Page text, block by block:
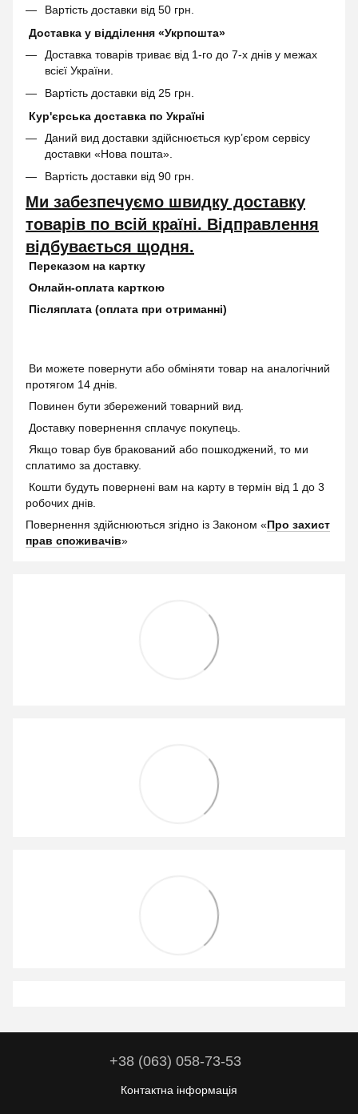
Вартість доставки від 50 грн.
Доставка у відділення «Укрпошта»
Доставка товарів триває від 1-го до 7-х днів у межах
всієї України.
Вартість доставки від 25 грн.
Кур'єрська доставка по Україні
Даний вид доставки здійснюється кур’єром сервісу
доставки «Нова пошта».
Вартість доставки від 90 грн.
Ми забезпечуємо швидку доставку
товарів по всій країні. Відправлення
відбувається щодня.
Переказом на картку
Онлайн-оплата карткою
Післяплата (оплата при отриманні)
Ви можете повернути або обміняти товар на аналогічний
протягом 14 днів.
Повинен бути збережений товарний вид.
Доставку повернення сплачує покупець.
Якщо товар був бракований або пошкоджений, то ми
сплатимо за доставку.
Кошти будуть повернені вам на карту в термін від 1 до 3
робочих днів.
Повернення здійснюються згідно із Законом «Про захист
прав споживачів»
+38 (063) 058-73-53
Контактна інформація